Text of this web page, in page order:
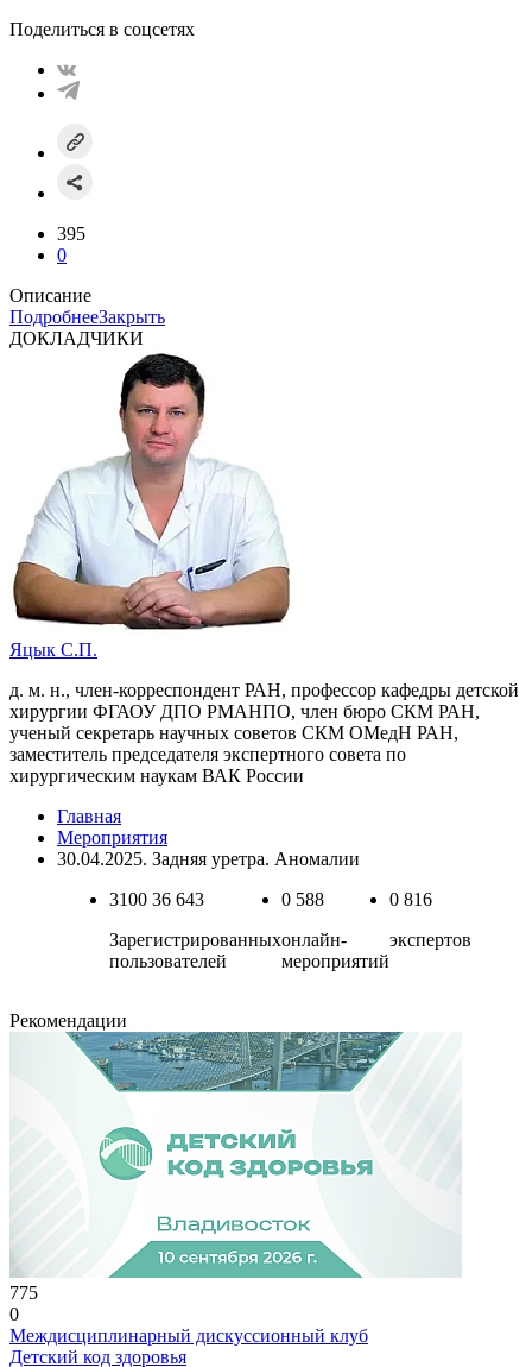
Поделиться в соцсетях
395
0
Описание
ПодробнееЗакрыть
ДОКЛАДЧИКИ
Яцык С.П.
д. м. н., член-корреспондент РАН, профессор кафедры детской
хирургии ФГАОУ ДПО РМАНПО, член бюро СКМ РАН,
ученый секретарь научных советов СКМ ОМедН РАН,
заместитель председателя экспертного совета по
хирургическим наукам ВАК России
Главная
Мероприятия
30.04.2025. Задняя уретра. Аномалии
3100 36 643
Зарегистрированных
пользователей
0 588
онлайн-
мероприятий
0 816
экспертов
Рекомендации
775
0
Междисциплинарный дискуссионный клуб
Детский код здоровья